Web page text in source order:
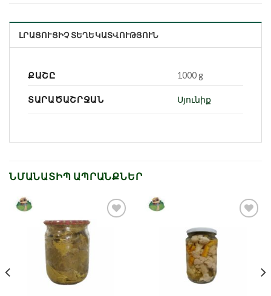
ԼՐԱՑՈՒՑԻՉ ՏԵՂԵԿԱՏՎՈՒԹՅՈՒՆ
ՔԱՇԸ 1000 g
ՏԱՐԱԾԱՇՐՋԱՆ Սյունիք
ՆՄԱՆԱՏԻՊ ԱՊՐԱՆՔՆԵՐ
Նշել որպես
նախընտրած
նախընտրած